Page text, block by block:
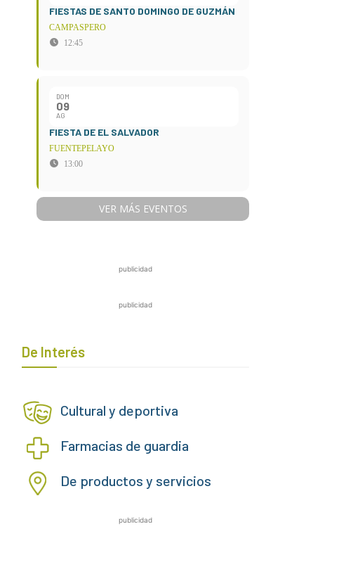
FIESTAS DE SANTO DOMINGO DE GUZMÁN
CAMPASPERO
12:45
DOM
09
AG
FIESTA DE EL SALVADOR
FUENTEPELAYO
13:00
VER MÁS EVENTOS
publicidad
publicidad
De Interés
Cultural y deportiva
Farmacias de guardia
De productos y servicios
publicidad